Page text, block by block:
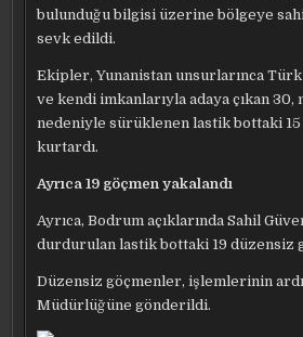
bulunduğu bilgisi üzerine bölgeye
sevk edildi.
Ekipler, Yunanistan unsurlarınca
ve kendi imkanlarıyla adaya çıkan 30,
nedeniyle sürüklenen lastik bottaki
kurtardı.
Ayrıca 19 göçmen yakalandı
Ayrıca, Bodrum açıklarında Sahil
durdurulan lastik bottaki 19 düzensiz
Düzensiz göçmenler, işlemlerinin
Müdürlüğüne gönderildi.